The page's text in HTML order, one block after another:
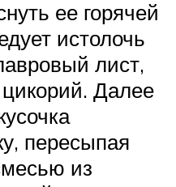
ее горячей
истолочь
лист,
цикорий. Далее
пересыпая
из